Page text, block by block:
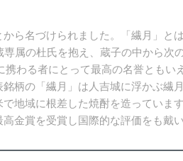
ら名づけられました。「繊月」と
属の杜氏を抱え、蔵子の中から
わる者にとって最高の名誉とも
柄の「繊月」は人吉城に浮かぶ
域に根差した焼酎を造っていま
金賞を受賞し国際的な評価をも戴い